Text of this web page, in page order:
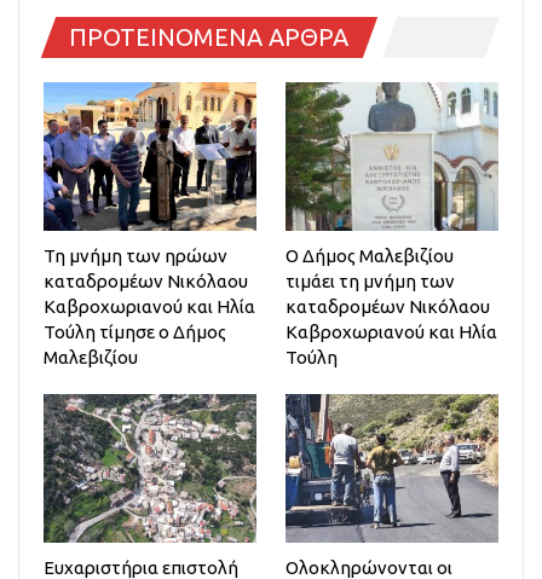
ΠΡΟΤΕΙΝΟΜΕΝΑ ΑΡΘΡΑ
Τη μνήμη των ηρώων
καταδρομέων Νικόλαου
Καβροχωριανού και Ηλία
Τούλη τίμησε ο Δήμος
Μαλεβιζίου
Ο Δήμος Μαλεβιζίου
τιμάει τη μνήμη των
καταδρομέων Νικόλαου
Καβροχωριανού και Ηλία
Τούλη
Ευχαριστήρια επιστολή
Ολοκληρώνονται οι